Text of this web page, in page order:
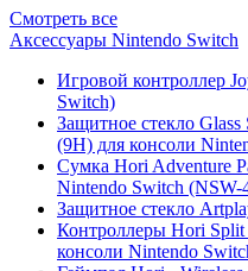
Смотреть все
Аксессуары Nintendo Switch
Игровой контроллер
Switch)
Защитное стекло Glass
(9H) для консоли
Сумка Hori Adventure
Nintendo Switch (NSW-
Защитное стекло
Контроллеры Hori Split
консоли Nintendo